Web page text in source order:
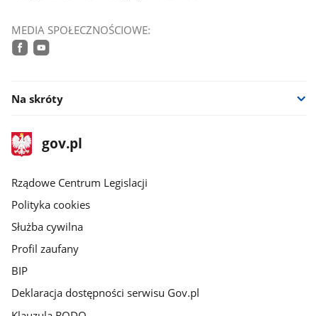
MEDIA SPOŁECZNOŚCIOWE:
Na skróty
stopka
gov.plStrona
gov.pl
Rządowe Centrum Legislacji
Polityka cookies
Służba cywilna
Profil zaufany
BIP
Deklaracja dostępności serwisu Gov.pl